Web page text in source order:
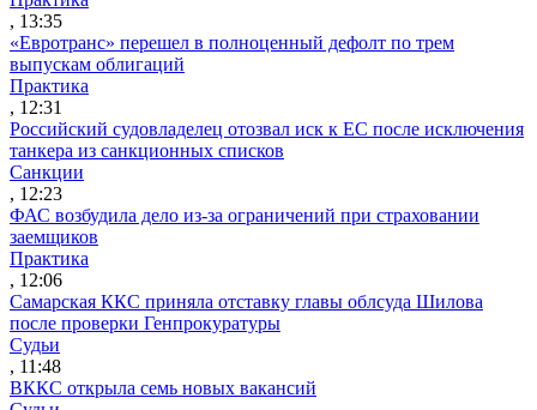
, 13:35
«Евротранс» перешел в полноценный дефолт по трем
выпускам облигаций
Практика
, 12:31
Российский судовладелец отозвал иск к ЕС после исключения
танкера из санкционных списков
Санкции
, 12:23
ФАС возбудила дело из-за ограничений при страховании
заемщиков
Практика
, 12:06
Самарская ККС приняла отставку главы облсуда Шилова
после проверки Генпрокуратуры
Судьи
, 11:48
ВККС открыла семь новых вакансий